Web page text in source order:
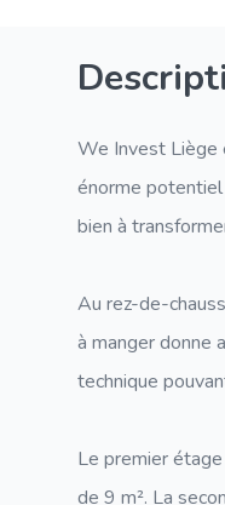
We Invest Liège
énorme potentiel
bien à
Au rez-de-
à manger donne
technique
Le premier
de 9 m². La